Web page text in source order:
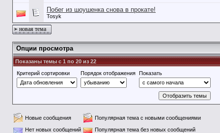
Побег из шоушенка снова в прокате!
Tosyk
новая тема
Опции просмотра
Показаны темы с 1 по 20 из 22
Критерий сортировки
Порядок отображения Показать
Новые сообщения
Популярная тема с новыми сообщениями
Нет новых сообщений
Популярная тема без новых сообщений